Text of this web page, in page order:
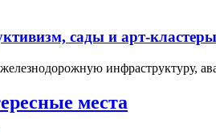
сады и арт-кластеры
инфраструктуру,
места